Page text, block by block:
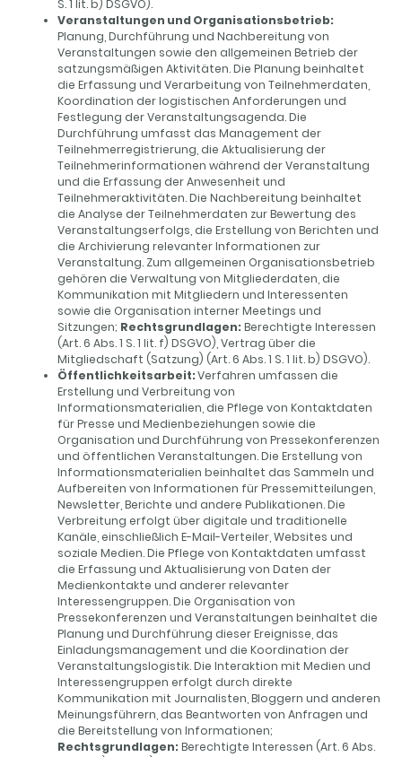
S. 1 lit. b) DSGVO).
Veranstaltungen und Organisationsbetrieb:
Planung, Durchführung und Nachbereitung von
Veranstaltungen sowie den allgemeinen Betrieb der
satzungsmäßigen Aktivitäten. Die Planung beinhaltet
die Erfassung und Verarbeitung von Teilnehmerdaten,
Koordination der logistischen Anforderungen und
Festlegung der Veranstaltungsagenda. Die
Durchführung umfasst das Management der
Teilnehmerregistrierung, die Aktualisierung der
Teilnehmerinformationen während der Veranstaltung
und die Erfassung der Anwesenheit und
Teilnehmeraktivitäten. Die Nachbereitung beinhaltet
die Analyse der Teilnehmerdaten zur Bewertung des
Veranstaltungserfolgs, die Erstellung von Berichten und
die Archivierung relevanter Informationen zur
Veranstaltung. Zum allgemeinen Organisationsbetrieb
gehören die Verwaltung von Mitgliederdaten, die
Kommunikation mit Mitgliedern und Interessenten
sowie die Organisation interner Meetings und
Sitzungen; Rechtsgrundlagen: Berechtigte Interessen
(Art. 6 Abs. 1 S. 1 lit. f) DSGVO), Vertrag über die
Mitgliedschaft (Satzung) (Art. 6 Abs. 1 S. 1 lit. b) DSGVO).
Öffentlichkeitsarbeit:Verfahren umfassen die
Erstellung und Verbreitung von
Informationsmaterialien, die Pflege von Kontaktdaten
für Presse und Medienbeziehungen sowie die
Organisation und Durchführung von Pressekonferenzen
und öffentlichen Veranstaltungen. Die Erstellung von
Informationsmaterialien beinhaltet das Sammeln und
Aufbereiten von Informationen für Pressemitteilungen,
Newsletter, Berichte und andere Publikationen. Die
Verbreitung erfolgt über digitale und traditionelle
Kanäle, einschließlich E-Mail-Verteiler, Websites und
soziale Medien. Die Pflege von Kontaktdaten umfasst
die Erfassung und Aktualisierung von Daten der
Medienkontakte und anderer relevanter
Interessengruppen. Die Organisation von
Pressekonferenzen und Veranstaltungen beinhaltet die
Planung und Durchführung dieser Ereignisse, das
Einladungsmanagement und die Koordination der
Veranstaltungslogistik. Die Interaktion mit Medien und
Interessengruppen erfolgt durch direkte
Kommunikation mit Journalisten, Bloggern und anderen
Meinungsführern, das Beantworten von Anfragen und
die Bereitstellung von Informationen;
Rechtsgrundlagen: Berechtigte Interessen (Art. 6 Abs.